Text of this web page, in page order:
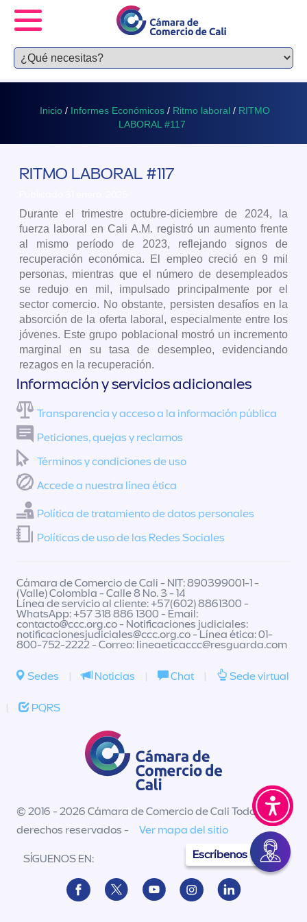
Inicio / Informes Económicos / Ritmo laboral / RITMO
LABORAL #117
RITMO LABORAL #117
Durante el trimestre octubre-diciembre de 2024, la
fuerza laboral en Cali A.M. registró un aumento frente
al mismo período de 2023, reflejando signos de
recuperación económica. El empleo creció en 9 mil
personas, mientras que el número de desempleados
se redujo en mil, impulsado principalmente por el
sector comercio. No obstante, persisten desafíos en la
absorción de la oferta laboral, especialmente entre los
jóvenes. Este grupo poblacional mostró un incremento
marginal en su tasa de desempleo, evidenciando
rezagos en la recuperación.
Escríbenos
Información y servicios adicionales
Transparencia y acceso a la información pública
Peticiones, quejas y reclamos
Términos y condiciones de uso
Accede a nuestra línea ética
Política de tratamiento de datos personales
Políticas de uso de las Redes Sociales
Cámara de Comercio de Cali - NIT: 890399001-1 -
(Valle) Colombia - Calle 8 No. 3 - 14
Línea de servicio al cliente: +57(602) 8861300 -
WhatsApp: +57 318 886 1300 - Email:
contacto@ccc.org.co- Notificaciones judiciales:
notificacionesjudiciales@ccc.org.co- Línea ética: 01-
800-752-2222 - Correo: lineaeticaccc@resguarda.com
Sedes | Noticias | Chat | Sede virtual
| PQRS
© 2016 - 2026 Cámara de Comercio de Cali Todos los
derechos reservados -
Ver mapa del sitio
SÍGUENOS EN: